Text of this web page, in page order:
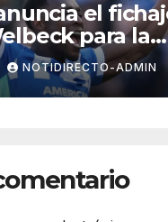
el
para la
de
NOTIDIRECTO-ADMIN